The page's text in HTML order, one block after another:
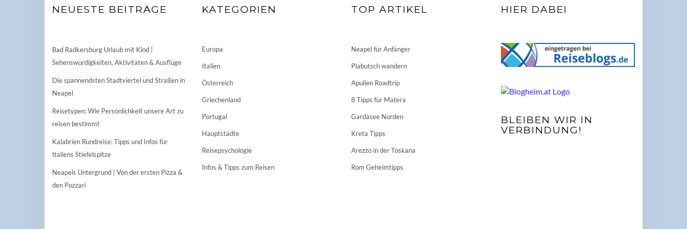
NEUESTE BEITRÄGE
Bad Radkersburg Urlaub mit Kind |
Sehenswürdigkeiten, Aktivitäten & Ausflüge
Die spannendsten Stadtviertel und Straßen in
Neapel
Reisetypen: Wie Persönlichkeit unsere Art zu
reisen bestimmt
Kalabrien Rundreise: Tipps und Infos für
Italiens Stiefelspitze
Neapels Untergrund | Von der ersten Pizza &
den Pozzari
KATEGORIEN
Europa
Italien
Österreich
Griechenland
Portugal
Hauptstädte
Reisepsychologie
Infos & Tipps zum Reisen
TOP ARTIKEL
Neapel für Anfänger
Plabutsch wandern
Apulien Roadtrip
8 Tipps für Matera
Gardasee Norden
Kreta Tipps
Arezzo in der Toskana
Rom Geheimtipps
HIER DABEI
BLEIBEN WIR IN
VERBINDUNG!